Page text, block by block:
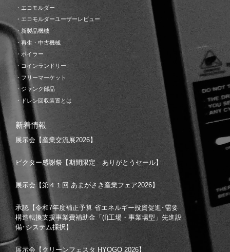
・エコモルダー
・エコモルダーユーザーレビュー
・新製品機械
・再生・中古機械
・ボイラー
・コインランドリー
・フリーマーケット
・ジャンク部品
・ドレン回収装置とは
新着情報
展示会【産業交流展2026】
ビクター感謝祭【期間限定 ありがとうセール】
展示会【第４１回 あまがさき産業フェア2026】
承認【令和7年度補正予算 省エネルギー投資促進･需要
構造転換支援事業費補助金「(I)工場・事業場型」先進設
備･システム採択】
展示会【クリーンフェスタ HYOGO 2026】